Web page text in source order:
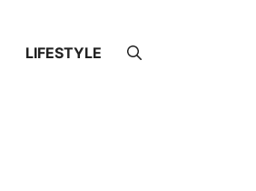
LIFESTYLE